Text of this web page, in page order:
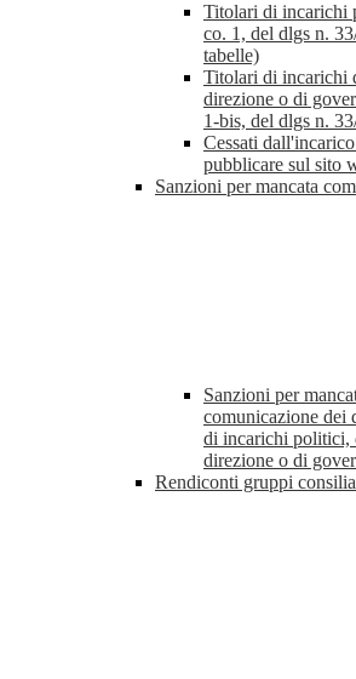
Titolari di incarichi
co. 1, del dlgs n.
tabelle)
Titolari di incarichi
direzione o di
1-bis, del dlgs n.
Cessati
pubblicare sul sito
Sanzioni per mancata
Sanzioni per
comunicazione dei
di incarichi politici,
direzione o di
Rendiconti gruppi